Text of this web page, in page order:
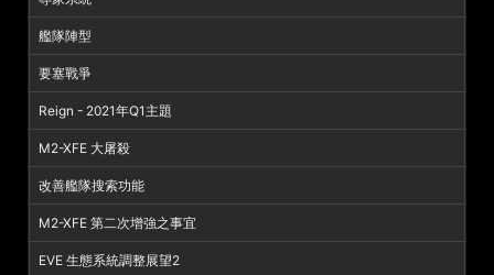
艦隊陣型
要塞戰爭
Reign - 2021年Q1主題
M2-XFE 大屠殺
改善艦隊搜索功能
M2-XFE 第二次增強之事宜
EVE 生態系統調整展望2